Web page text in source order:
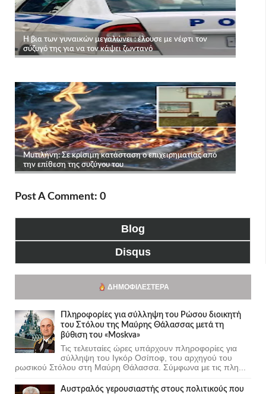
Post A Comment: 0
Blog
Disqus
ΔΗΜΟΦΙΛΈΣΤΕΡΑ
Πληροφορίες για σύλληψη του Ρώσου διοικητή
του Στόλου της Mαύρης Θάλασσας μετά τη
βύθιση του «Moskva»
Τις τελευταίες ώρες υπάρχουν πληροφορίες για
σύλληψη του Ιγκόρ Οσίποφ, του αρχηγού του
ρωσικού Στόλου στη Μαύρη Θάλασσα. Σύμφωνα με τις πλη...
Αυστραλός γερουσιαστής στους πολιτικούς που